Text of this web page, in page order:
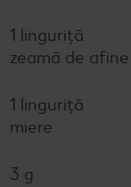
1 linguriță
zeamă de afine
1 linguriță
miere
3 g